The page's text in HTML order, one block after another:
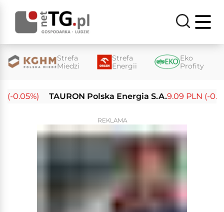
Strefa
Miedzi
Strefa
Energii
Eko
Profity
0.05%) TAURON Polska Energia S.A.9.09 PLN (-
REKLAMA